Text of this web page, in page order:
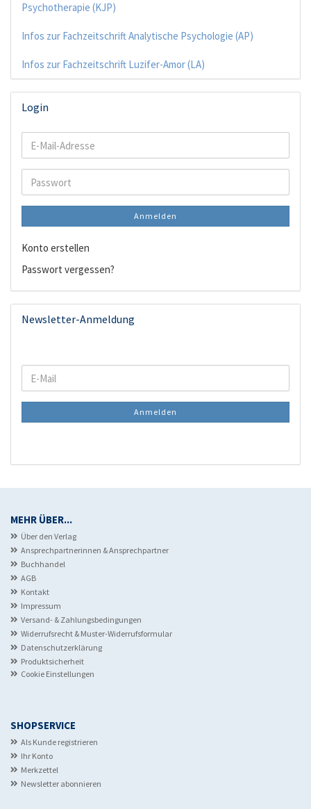
Psychotherapie (KJP)
Infos zur Fachzeitschrift Analytische Psychologie (AP)
Infos zur Fachzeitschrift Luzifer-Amor (LA)
Login
E-
Mail-
Passwort
Anmelden
Konto erstellen
Passwort vergessen?
Newsletter-Anmeldung
WEITER
ZUR
NEWSLETTER-
E-
Mail
Anmelden
MEHR ÜBER...
Über den Verlag
Ansprechpartnerinnen & Ansprechpartner
Buchhandel
AGB
Kontakt
Impressum
Versand- & Zahlungsbedingungen
Widerrufsrecht & Muster-Widerrufsformular
Datenschutzerklärung
Produktsicherheit
Cookie Einstellungen
SHOPSERVICE
Als Kunde registrieren
Ihr Konto
Merkzettel
Newsletter abonnieren